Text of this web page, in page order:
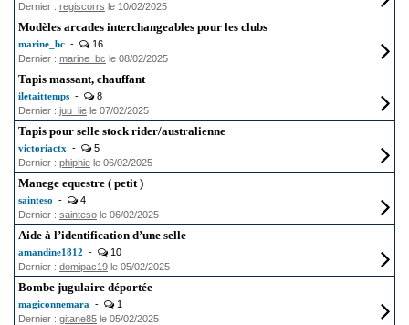
Dernier : regiscorrs le 10/02/2025
Modèles arcades interchangeables pour les clubs
marine_bc -
16
Dernier : marine_bc le 08/02/2025
Tapis massant, chauffant
iletaittemps -
8
Dernier : juu_lie le 07/02/2025
Tapis pour selle stock rider/australienne
victoriactx -
5
Dernier : phiphie le 06/02/2025
Manege equestre ( petit )
sainteso -
4
Dernier : sainteso le 06/02/2025
Aide à l’identification d’une selle
amandine1812 -
10
Dernier : domipac19 le 05/02/2025
Bombe jugulaire déportée
magiconnemara -
1
Dernier : gitane85 le 05/02/2025